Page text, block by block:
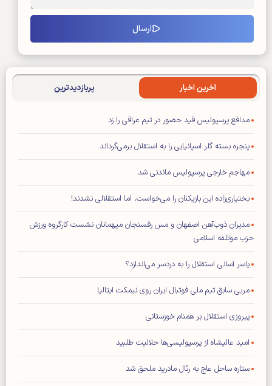
آخرین اخبار پربازدیدترین
مدافع پرسپولیس قید حضور در تیم عراقی را زد
پنجره بسته گلر اسپانیایی را به استقلال برمی‌گرداند
مهاجم خارجی پرسپولیس ماندنی شد
بختیاری‌زاده این بازیکنان را می‌خواست، اما استقلالی نشدند!
مدیران ذوب‌آهن اصفهان و مس رفسنجان میهمانان نشست کارگروه ورزش
حزب موتلفه اسلامی
یاسر آسانی استقلال را به دردسر می‌اندازد؟
مربی سابق تیم ملی فوتبال ایران روی نیمکت ایتالیا
پیروزی استقلال بر همنام خوزستانی
امید عالیشاه از پرسپولیسی‌ها حلالیت طلبید
ستاره ساحل عاج به رئال مادرید ملحق شد